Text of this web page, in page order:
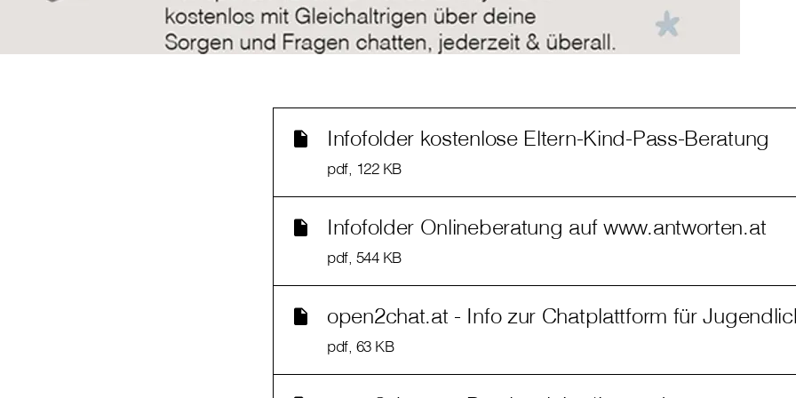
Infofolder kostenlose Eltern-Kind-Pass-Beratung
pdf, 122 KB
Infofolder Onlineberatung auf www.antworten.at
pdf, 544 KB
open2chat.at - Info zur Chatplattform für
pdf, 63 KB